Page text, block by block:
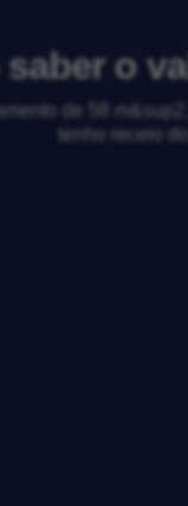
o
de 58
tenho receio